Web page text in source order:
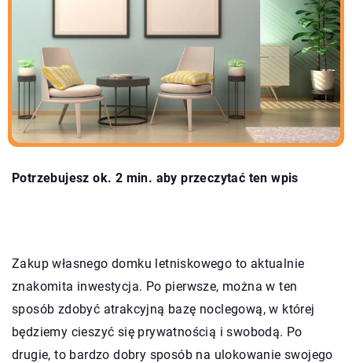
Potrzebujesz ok. 2 min. aby przeczytać ten wpis
Zakup własnego domku letniskowego to aktualnie
znakomita inwestycja. Po pierwsze, można w ten
sposób zdobyć atrakcyjną bazę noclegową, w której
będziemy cieszyć się prywatnością i swobodą. Po
drugie, to bardzo dobry sposób na ulokowanie swojego